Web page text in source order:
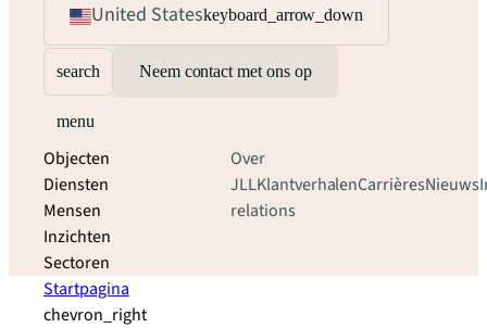
United Stateskeyboard_arrow_down
search Neem contact met ons op
menu
Objecten
Diensten
Mensen
Inzichten
Sectoren
Over
JLLKlantverhalenCarrièresNieuws
relations
Startpagina
chevron_right